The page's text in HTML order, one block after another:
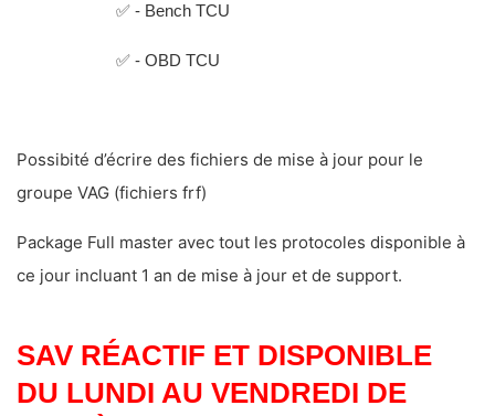
✅ - Bench TCU
✅ - OBD TCU
Possibité d’écrire des fichiers de mise à jour pour le
groupe VAG (fichiers frf)
Package Full master avec tout les protocoles disponible à
ce jour incluant 1 an de mise à jour et de support.
SAV RÉACTIF ET DISPONIBLE
DU LUNDI AU VENDREDI DE